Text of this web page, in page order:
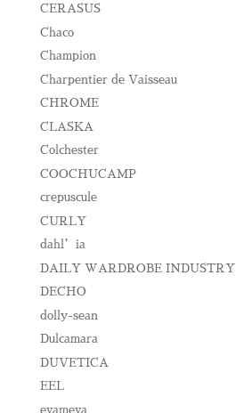
CERASUS
Chaco
Champion
Charpentier de Vaisseau
CHROME
CLASKA
Colchester
COOCHUCAMP
crepuscule
CURLY
dahl’ia
DAILY WARDROBE INDUSTRY
DECHO
dolly-sean
Dulcamara
DUVETICA
EEL
evameva